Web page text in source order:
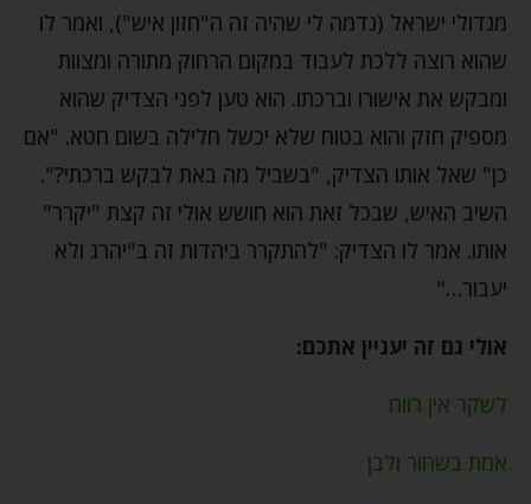
מגדולי ישראל (נדמה לי שהיה זה ה"חזון איש"), ואמר לו
שהוא רוצה ללכת לעבוד במקום הרחוק מתורה ומצוות
ומבקש את אישורו וברכתו. הוא טען לפני הצדיק שהוא
מספיק חזק והוא בטוח שלא יכשל חלילה בשום חטא. "אם
כן" שאל אותו הצדיק, "בשביל מה באת לבקש ברכתי?".
השיב האיש, שבכל זאת הוא חושש אולי זה קצת "יקרר"
אותו. אמר לו הצדיק: "להתקרר ביהדות זה ב"יהרג ולא
יעבור…"
אולי גם זה יעניין אתכם:
לשקר אין רווח
אמת בשחור ולבן